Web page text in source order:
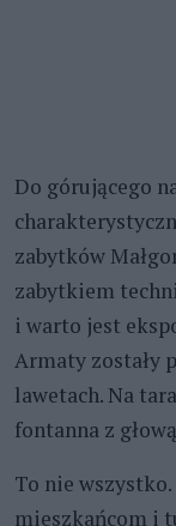
Do górującego
zabytków
zabytkiem
i warto jest
Armaty zostały
lawetach. Na
fontanna z
To nie
mieszkańcom i